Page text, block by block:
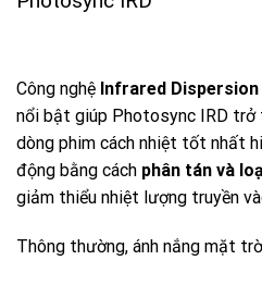
Công nghệ Infrared
nổi bật giúp Photosync IRD trở
dòng phim cách nhiệt tốt nhất
động bằng cách phân tán và
giảm thiểu nhiệt lượng truyền
Thông thường, ánh nắng mặt